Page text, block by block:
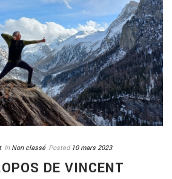
In Non classé Posted 10 mars 2023
DE VINCENT